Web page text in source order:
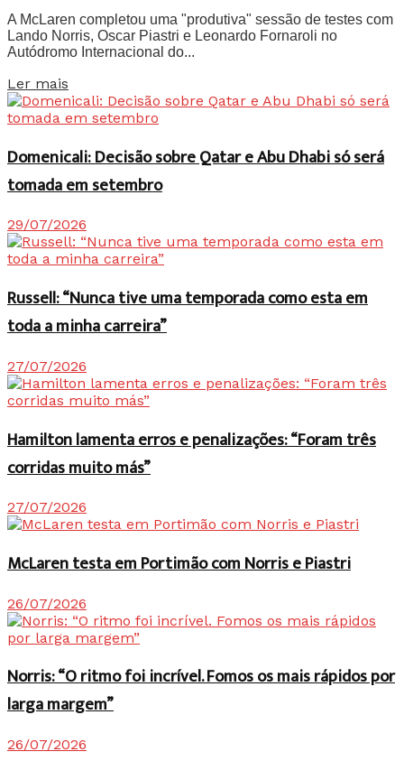
A McLaren completou uma "produtiva" sessão de testes com
Lando Norris, Oscar Piastri e Leonardo Fornaroli no
Autódromo Internacional do...
Ler mais
Domenicali: Decisão sobre Qatar e Abu Dhabi só será
tomada em setembro
29/07/2026
Russell: “Nunca tive uma temporada como esta em
toda a minha carreira”
27/07/2026
Hamilton lamenta erros e penalizações: “Foram três
corridas muito más”
27/07/2026
McLaren testa em Portimão com Norris e Piastri
26/07/2026
Norris: “O ritmo foi incrível. Fomos os mais rápidos por
larga margem”
26/07/2026